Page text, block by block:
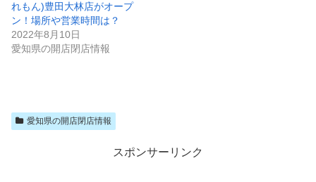
れもん)豊田大林店がオープ
ン！場所や営業時間は？
2022年8月10日
愛知県の開店閉店情報
愛知県の開店閉店情報
スポンサーリンク